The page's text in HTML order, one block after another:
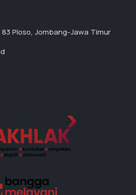
Ploso, Jombang-Jawa Timur